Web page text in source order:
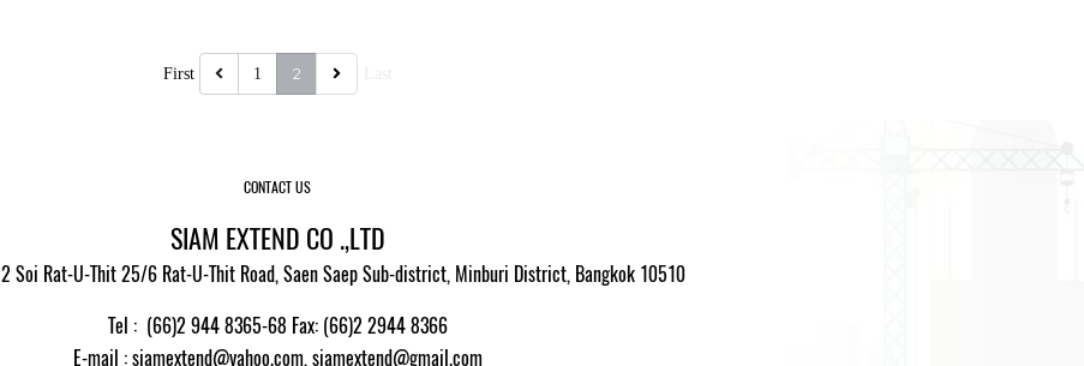
First 1 2
CONTACT US
SIAM EXTEND CO .,LTD
2 Soi Rat-U-Thit 25/6 Rat-U-Thit Road, Saen Saep Sub-district, Minburi District, Bangkok 10510
Tel : (66)2 944 8365-68 Fax: (66)2 2944 8366
E-mail : siamextend@yahoo.com,siamextend@gmail.com